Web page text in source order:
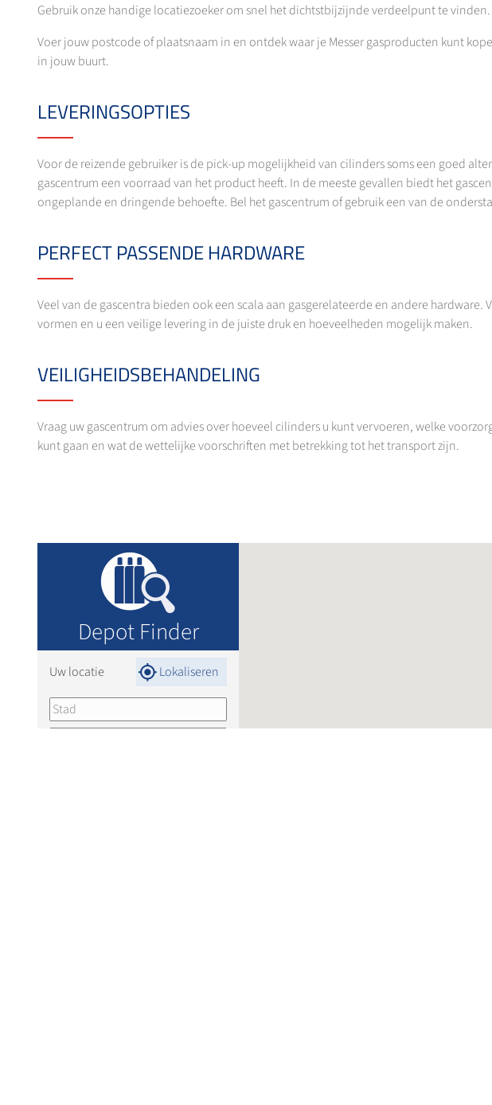
Gebruik onze handige locatiezoeker om snel het dichtstbijzijnde verdeelpunt te vinden.
Voer jouw postcode of plaatsnaam in en ontdek waar je Messer gasproducten kunt
in jouw buurt.
LEVERINGSOPTIES
Voor de reizende gebruiker is de pick-up mogelijkheid van cilinders soms een goed
gascentrum een voorraad van het product heeft. In de meeste gevallen biedt het
ongeplande en dringende behoefte. Bel het gascentrum of gebruik een van de
PERFECT PASSENDE HARDWARE
Veel van de gascentra bieden ook een scala aan gasgerelateerde en andere
vormen en u een veilige levering in de juiste druk en hoeveelheden mogelijk maken.
VEILIGHEIDSBEHANDELING
Vraag uw gascentrum om advies over hoeveel cilinders u kunt vervoeren, welke
kunt gaan en wat de wettelijke voorschriften met betrekking tot het transport zijn.
Depot Finder
Uw locatie Lokaliseren